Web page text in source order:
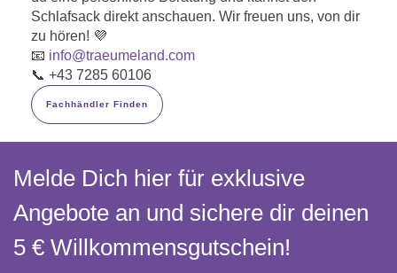
Schlafsack direkt anschauen. Wir freuen uns, von dir
zu hören! 💜
📧 info@traeumeland.com
📞 +43 7285 60106
Fachhändler Finden
Melde Dich hier für exklusive
Angebote an und sichere dir deinen
5 € Willkommens­gutschein!